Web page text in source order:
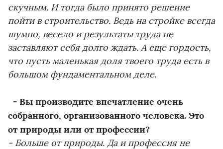
скучным. И тогда было принято решение
пойти в строительство. Ведь на стройке всегда
шумно, весело и результаты труда не
заставляют себя долго ждать. А еще гордость,
что пусть маленькая доля твоего труда есть в
большом фундаментальном деле.
- Вы производите впечатление очень
собранного, организованного человека. Это
от природы или от профессии?
- Больше от природы. Да и профессия не